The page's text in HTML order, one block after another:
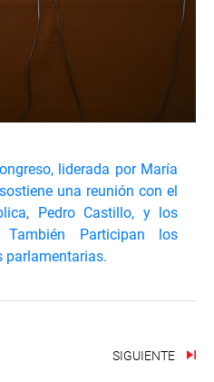
liderada por María
una reunión con el
Pedro Castillo, y los
Participan los
parlamentarias.
SIGUIENTE